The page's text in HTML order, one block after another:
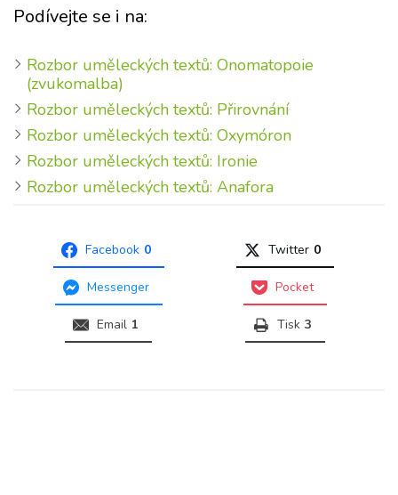
Podívejte se i na:
Rozbor uměleckých textů: Onomatopoie
(zvukomalba)
Rozbor uměleckých textů: Přirovnání
Rozbor uměleckých textů: Oxymóron
Rozbor uměleckých textů: Ironie
Rozbor uměleckých textů: Anafora
Facebook 0 Twitter 0
Messenger Pocket
Email 1 Tisk 3